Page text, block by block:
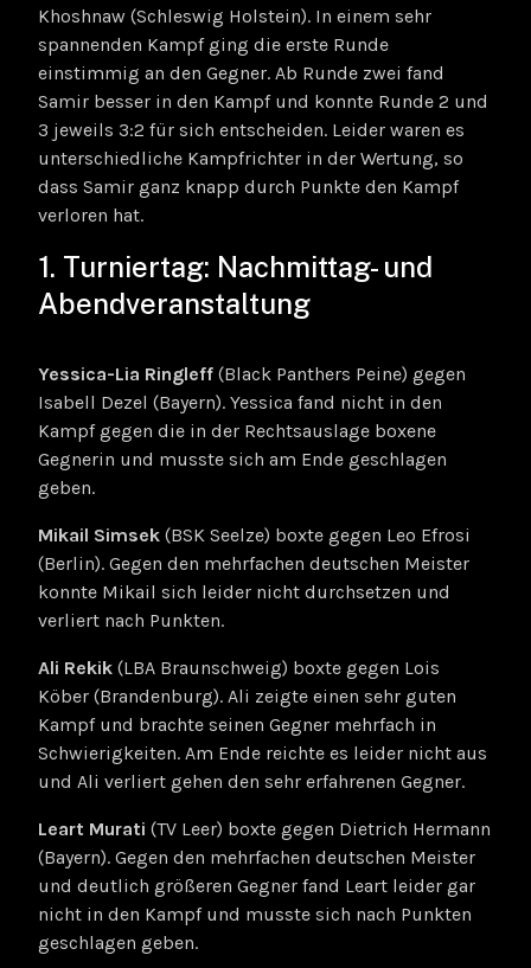
Khoshnaw (Schleswig Holstein). In einem sehr
spannenden Kampf ging die erste Runde
einstimmig an den Gegner. Ab Runde zwei fand
Samir besser in den Kampf und konnte Runde 2 und
3 jeweils 3:2 für sich entscheiden. Leider waren es
unterschiedliche Kampfrichter in der Wertung, so
dass Samir ganz knapp durch Punkte den Kampf
verloren hat.
1. Turniertag: Nachmittag- und
Abendveranstaltung
Yessica-Lia Ringleff (Black Panthers Peine) gegen
Isabell Dezel (Bayern). Yessica fand nicht in den
Kampf gegen die in der Rechtsauslage boxene
Gegnerin und musste sich am Ende geschlagen
geben.
Mikail Simsek (BSK Seelze) boxte gegen Leo Efrosi
(Berlin). Gegen den mehrfachen deutschen Meister
konnte Mikail sich leider nicht durchsetzen und
verliert nach Punkten.
Ali Rekik (LBA Braunschweig) boxte gegen Lois
Köber (Brandenburg). Ali zeigte einen sehr guten
Kampf und brachte seinen Gegner mehrfach in
Schwierigkeiten. Am Ende reichte es leider nicht aus
und Ali verliert gehen den sehr erfahrenen Gegner.
Leart Murati (TV Leer) boxte gegen Dietrich Hermann
(Bayern). Gegen den mehrfachen deutschen Meister
und deutlich größeren Gegner fand Leart leider gar
nicht in den Kampf und musste sich nach Punkten
geschlagen geben.